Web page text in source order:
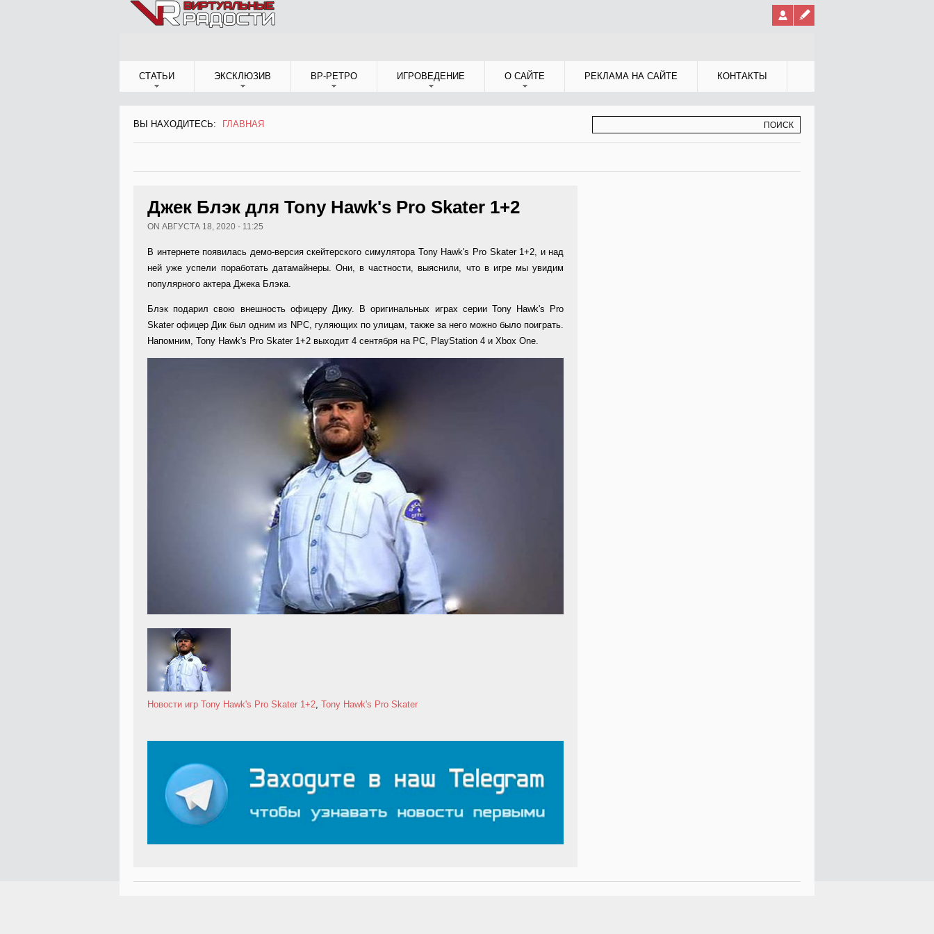
СТАТЬИ ЭКСКЛЮЗИВ ВР-РЕТРО ИГРОВЕДЕНИЕ О САЙТЕ РЕКЛАМА НА САЙТЕ КОНТАКТЫ
ВЫ НАХОДИТЕСЬ:
ВЫ НАХОДИТЕСЬ
ГЛАВНАЯ
Джек Блэк для Tony Hawk's Pro Skater 1+2
ON АВГУСТА 18, 2020 - 11:25
В интернете появилась демо-версия скейтерского симулятора Tony Hawk's Pro Skater 1+2, и над
ней уже успели поработать датамайнеры. Они, в частности, выяснили, что в игре мы увидим
популярного актера Джека Блэка.
Блэк подарил свою внешность офицеру Дику. В оригинальных играх серии Tony Hawk's Pro
Skater офицер Дик был одним из NPC, гуляющих по улицам, также за него можно было поиграть.
Напомним, Tony Hawk's Pro Skater 1+2 выходит 4 сентября на PC, PlayStation 4 и Xbox One.
Новости игр Tony Hawk's Pro Skater 1+2 Tony Hawk's Pro Skater